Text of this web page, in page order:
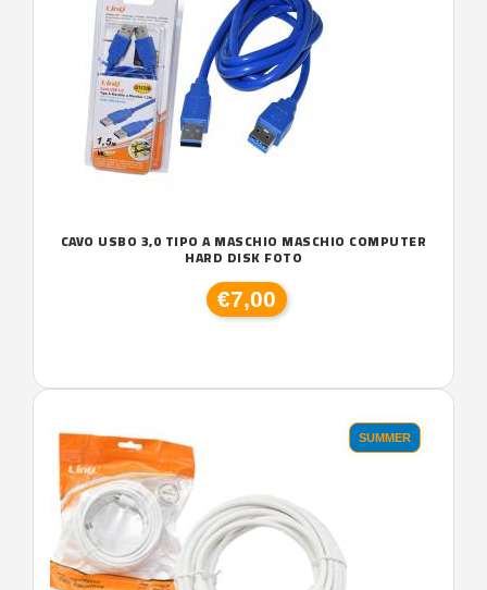
CAVO USBO 3,0 TIPO A MASCHIO MASCHIO COMPUTER
HARD DISK FOTO
€7,00
SUMMER